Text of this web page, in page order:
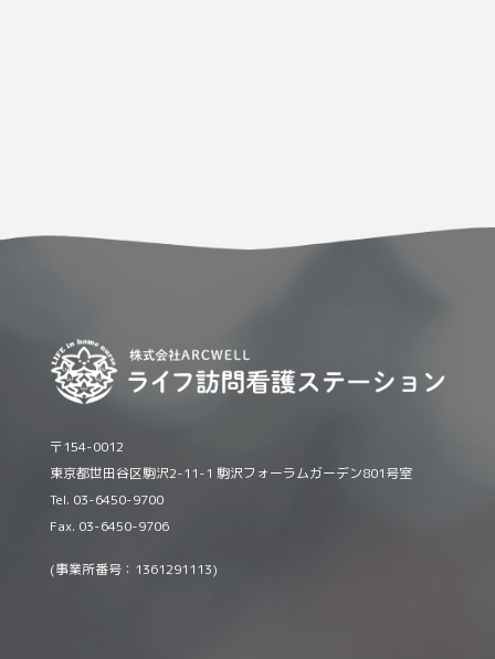
〒154-0012
東京都世田谷区駒沢2-11-1 駒沢フォーラムガーデン801号室
Tel. 03-6450-9700
Fax. 03-6450-9706
(事業所番号：1361291113)